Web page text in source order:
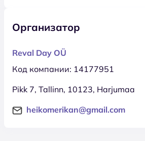
Организатор
Reval Day OÜ
Код компании: 14177951
Pikk 7, Tallinn, 10123, Harjumaa
heikomerikan@gmail.com